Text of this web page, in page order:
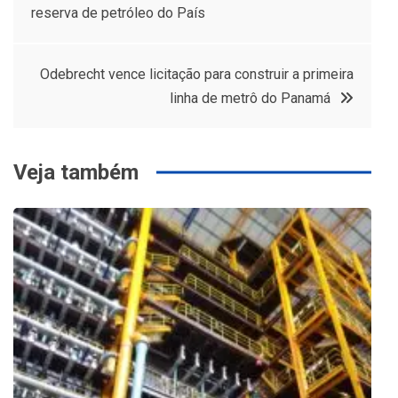
Post
reserva de petróleo do País
Odebrecht vence licitação para construir a primeira
linha de metrô do Panamá
Veja também